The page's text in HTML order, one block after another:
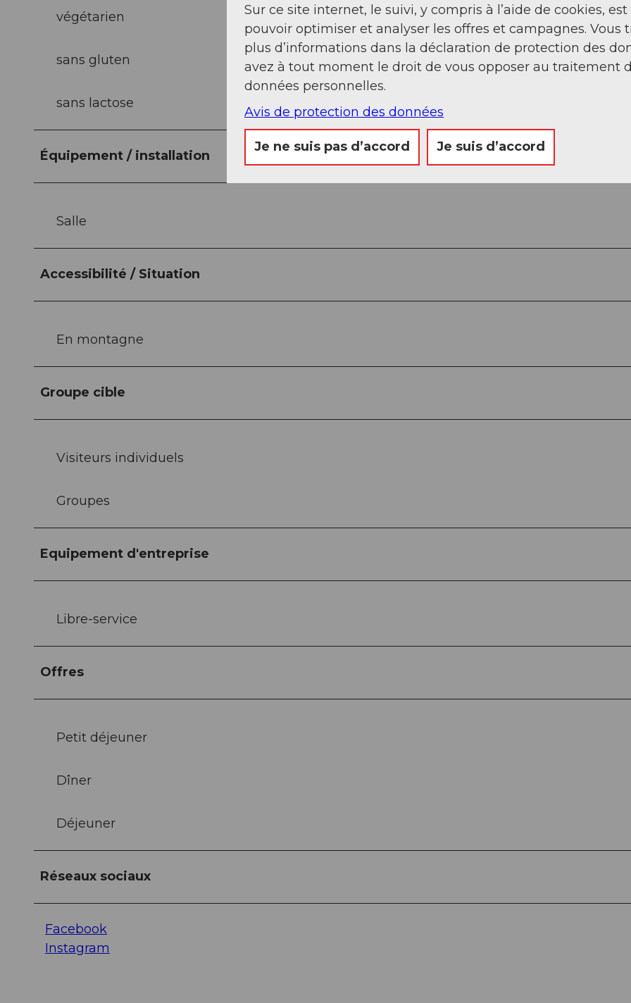
végétarien
sans gluten
sans lactose
Équipement / installation
Salle
Accessibilité / Situation
En montagne
Groupe cible
Visiteurs individuels
Groupes
Equipement d'entreprise
Libre-service
Offres
Petit déjeuner
Dîner
Déjeuner
Réseaux sociaux
Facebook
Instagram
Sur ce site internet, le suivi, y compris à l’aide de cookies,
pouvoir optimiser et analyser les offres et campagnes. Vous
plus d’informations dans la déclaration de protection des
avez à tout moment le droit de vous opposer au traitement
données personnelles.
Avis de protection des données
Je ne suis pas d’accord Je suis d’accord